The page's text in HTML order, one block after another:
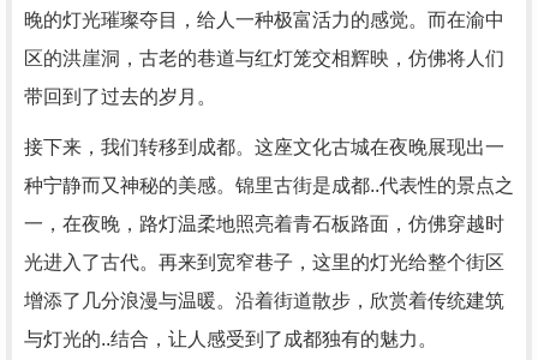
晚的灯光璀璨夺目，给人一种极富活力的感觉。而在渝中
区的洪崖洞，古老的巷道与红灯笼交相辉映，仿佛将人们
带回到了过去的岁月。
接下来，我们转移到成都。这座文化古城在夜晚展现出一
种宁静而又神秘的美感。锦里古街是成都..代表性的景点之
一，在夜晚，路灯温柔地照亮着青石板路面，仿佛穿越时
光进入了古代。再来到宽窄巷子，这里的灯光给整个街区
增添了几分浪漫与温暖。沿着街道散步，欣赏着传统建筑
与灯光的..结合，让人感受到了成都独有的魅力。